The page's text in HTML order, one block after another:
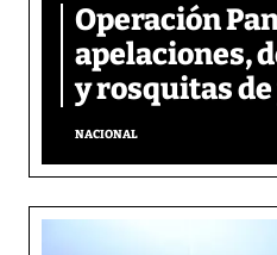
Operación
apelaciones,
y rosquitas
NACIONAL